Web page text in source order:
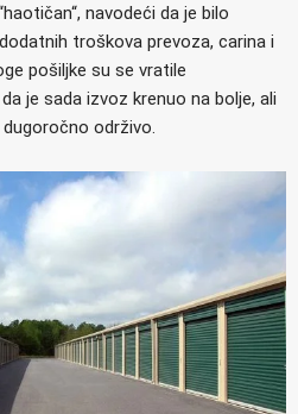
navodeći da je bilo
troškova prevoza, carina i
pošiljke su se vratile
je sada izvoz krenuo na bolje, ali
održivo.